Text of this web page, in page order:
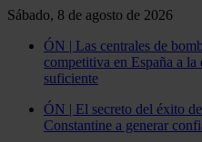
Sábado, 8 de agosto de 2026
ÓN | Las centrales de
competitiva en España a la
suficiente
ÓN | El secreto del éxito
Constantine a generar